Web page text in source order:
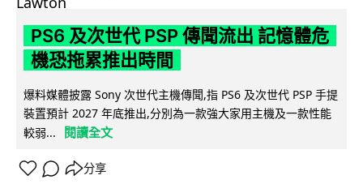
PS6 及次世代 PSP 傳聞流出 記憶體危
機恐拖累推出時間
爆料媒體披露 Sony 次世代主機傳聞,指 PS6 及次世代 PSP 手提
裝置預計 2027 年底推出,分別為一款強大家用主機及一款性能
較弱...
閱讀全文
分享